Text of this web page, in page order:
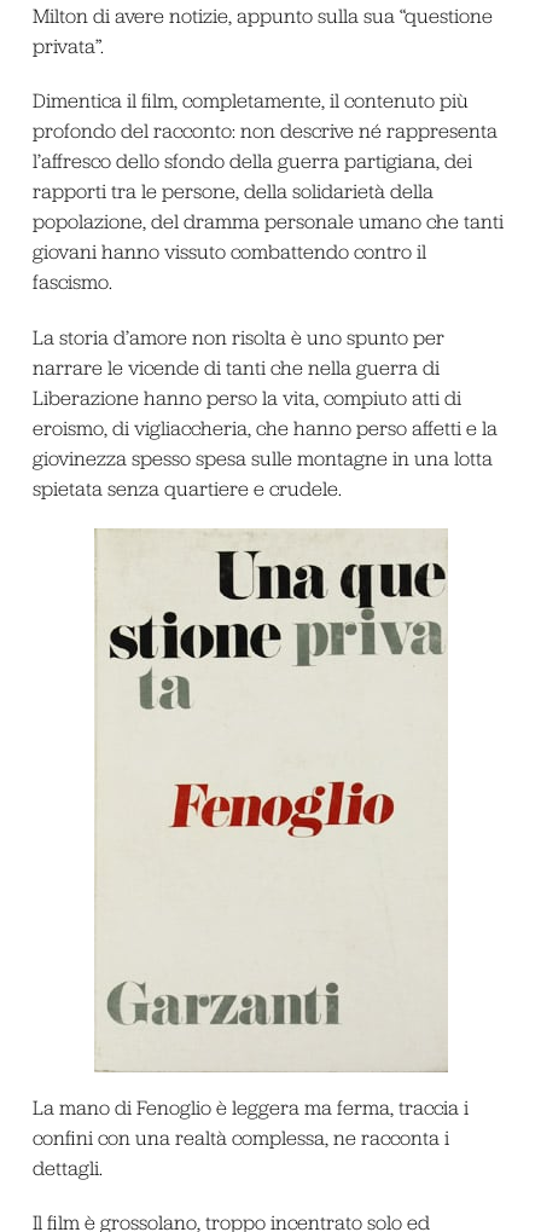
Milton di avere notizie, appunto sulla sua “questione
privata”.
Dimentica il film, completamente, il contenuto più
profondo del racconto: non descrive né rappresenta
l’affresco dello sfondo della guerra partigiana, dei
rapporti tra le persone, della solidarietà della
popolazione, del dramma personale umano che tanti
giovani hanno vissuto combattendo contro il
fascismo.
La storia d’amore non risolta è uno spunto per
narrare le vicende di tanti che nella guerra di
Liberazione hanno perso la vita, compiuto atti di
eroismo, di vigliaccheria, che hanno perso affetti e la
giovinezza spesso spesa sulle montagne in una lotta
spietata senza quartiere e crudele.
La mano di Fenoglio è leggera ma ferma, traccia i
confini con una realtà complessa, ne racconta i
dettagli.
Il film è grossolano, troppo incentrato solo ed